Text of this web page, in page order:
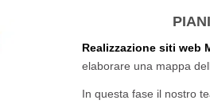
Realizzazione siti web
elaborare una mappa
In questa fase il nostro